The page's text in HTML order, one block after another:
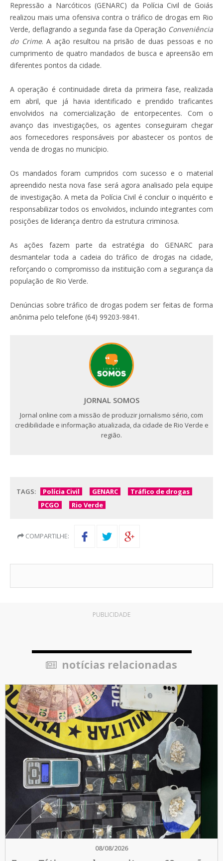
Repressão a Narcóticos (GENARC) da Polícia Civil de Goiás
realizou mais uma ofensiva contra o tráfico de drogas em Rio
Verde, deflagrando a segunda fase da Operação Conveniência
do Crime. A ação resultou na prisão de duas pessoas e no
cumprimento de quatro mandados de busca e apreensão em
diferentes pontos da cidade.
A operação é continuidade direta da primeira fase, realizada
em abril, que já havia identificado e prendido traficantes
envolvidos na comercialização de entorpecentes. Com o
avanço das investigações, os agentes conseguiram chegar
aos fornecedores responsáveis por abastecer os pontos de
venda de drogas no município.
Os mandados foram cumpridos com sucesso e o material
apreendido nesta nova fase será agora analisado pela equipe
de investigação. A meta da Polícia Civil é concluir o inquérito e
responsabilizar todos os envolvidos, incluindo integrantes com
posições de liderança dentro da estrutura criminosa.
As ações fazem parte da estratégia do GENARC para
desmantelar toda a cadeia do tráfico de drogas na cidade,
reforçando o compromisso da instituição com a segurança da
população de Rio Verde.
Denúncias sobre tráfico de drogas podem ser feitas de forma
anônima pelo telefone (64) 99203-9841.
JORNAL SOMOS
Jornal online com a missão de produzir jornalismo sério, com
credibilidade e informação atualizada, da cidade de Rio Verde e
região.
TAGS: Polícia Civil GENARC
Tráfico de drogas
PCGO
Rio Verde
COMPARTILHE:
PUBLICIDADE
notícias relacionadas
08/08/2026